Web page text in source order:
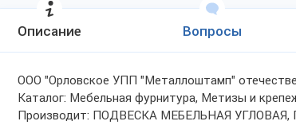
Описание Вопросы
ООО "Орловское УПП "Металлоштамп"
Каталог: Мебельная фурнитура, Метизы и
Производит: ПОДВЕСКА МЕБЕЛЬНАЯ УГЛОВАЯ,